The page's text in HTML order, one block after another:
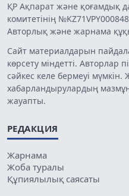
ҚР Ақпарат және қоғамдық
комитетінің
Авторлық және жарнама
Сайт материалдарын
көрсету міндетті. Авторлар
сәйкес келе бермеуі
хабарландырулардың
жауапты.
РЕДАКЦИЯ
Жарнама
Жоба туралы
Құпиялылық саясаты